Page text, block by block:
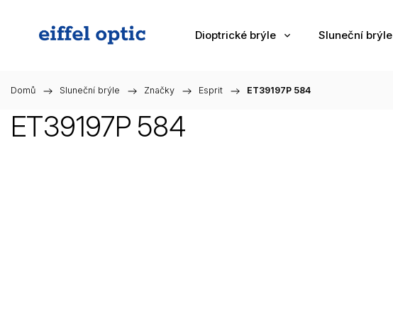
Dioptrické brýle Sluneční brýle
Domů / Sluneční brýle / Značky / Esprit / ET39197P 584
ET39197P 584